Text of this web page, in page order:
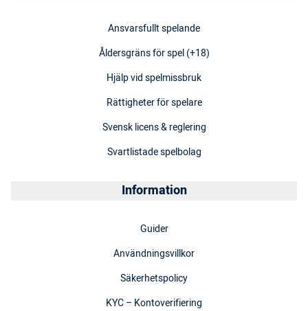
Ansvarsfullt spelande
Åldersgräns för spel (+18)
Hjälp vid spelmissbruk
Rättigheter för spelare
Svensk licens & reglering
Svartlistade spelbolag
Information
Guider
Användningsvillkor
Säkerhetspolicy
KYC – Kontoverifiering